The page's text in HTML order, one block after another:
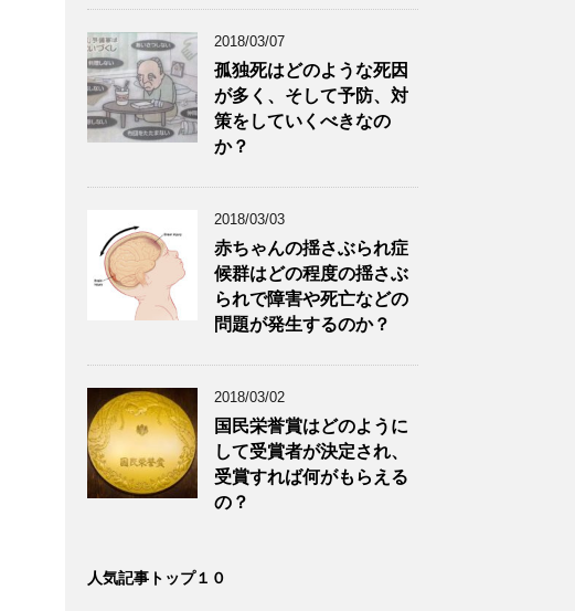
2018/03/07
孤独死はどのような死因
が多く、そして予防、対
策をしていくべきなの
か？
2018/03/03
赤ちゃんの揺さぶられ症
候群はどの程度の揺さぶ
られで障害や死亡などの
問題が発生するのか？
2018/03/02
国民栄誉賞はどのように
して受賞者が決定され、
受賞すれば何がもらえる
の？
人気記事トップ１０